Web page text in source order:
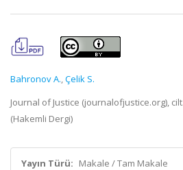
Bahronov A.,Çelik S.
Journal of Justice (journalofjustice.org),
(Hakemli Dergi)
Yayın Türü: Makale / Tam Makale